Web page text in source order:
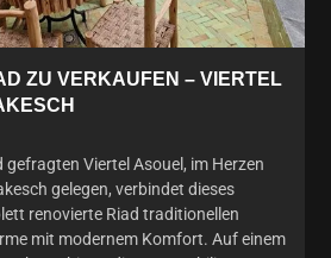
ZU VERKAUFEN – VIERTEL
Viertel Asouel, im Herzen
gelegen, verbindet dieses
renovierte Riad traditionellen
mit modernem Komfort. Auf einem